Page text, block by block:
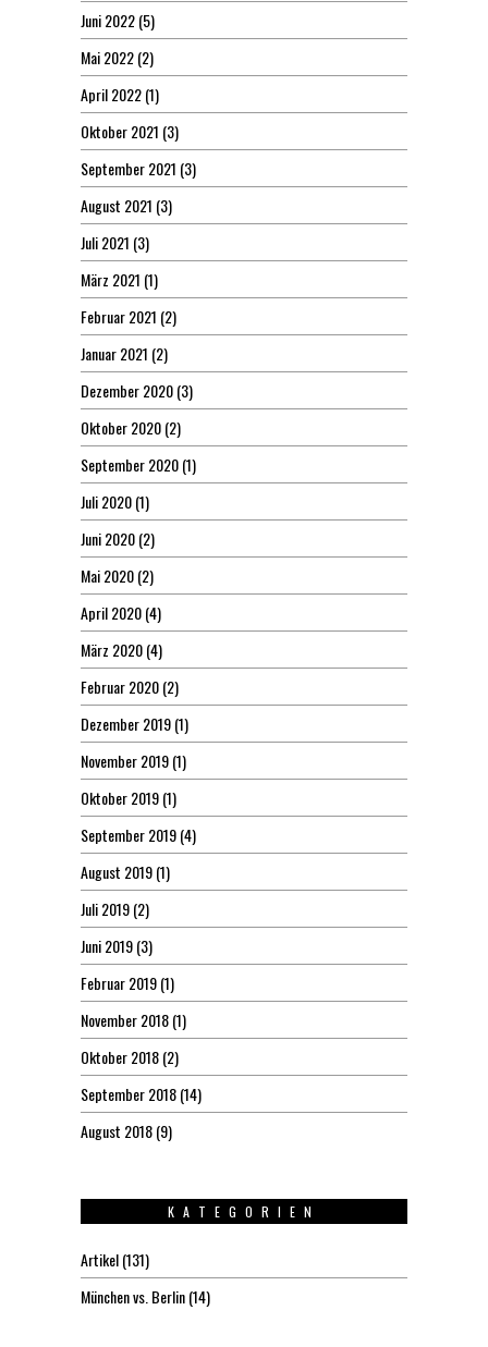
Juni 2022(5)
Mai 2022(2)
April 2022(1)
Oktober 2021 (3)
September 2021 (3)
August 2021 (3)
Juli 2021 (3)
März 2021 (1)
Februar 2021 (2)
Januar 2021 (2)
Dezember 2020(3)
Oktober 2020(2)
September 2020(1)
Juli 2020(1)
Juni 2020(2)
Mai 2020(2)
April 2020(4)
März 2020(4)
Februar 2020(2)
Dezember 2019(1)
November 2019(1)
Oktober 2019(1)
September 2019(4)
August 2019(1)
Juli 2019(2)
Juni 2019(3)
Februar 2019(1)
November 2018(1)
Oktober 2018(2)
September 2018(14)
August 2018(9)
KATEGORIEN
Artikel(131)
München vs. Berlin(14)